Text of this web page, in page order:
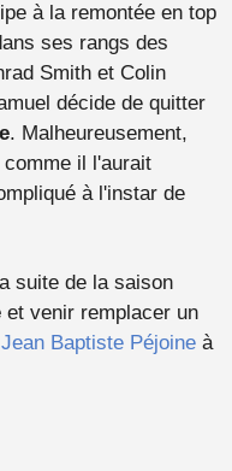
à la remontée en top
ses rangs des
Smith et Colin
décide de quitter
. Malheureusement,
il l'aurait
à l'instar de
suite de la saison
et venir remplacer un
Jean Baptiste Péjoine à